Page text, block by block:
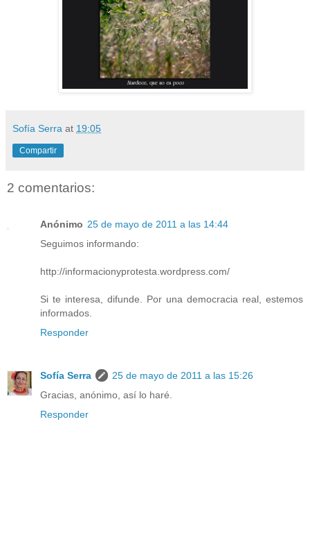
Sofía Serra at 19:05
Compartir
2 comentarios:
Anónimo 25 de mayo de 2011 a las 14:44
Seguimos informando:
http://informacionyprotesta.wordpress.com/
Si te interesa, difunde. Por una democracia real, estemos
informados.
Responder
Sofía Serra
25 de mayo de 2011 a las 15:26
Gracias, anónimo, así lo haré.
Responder